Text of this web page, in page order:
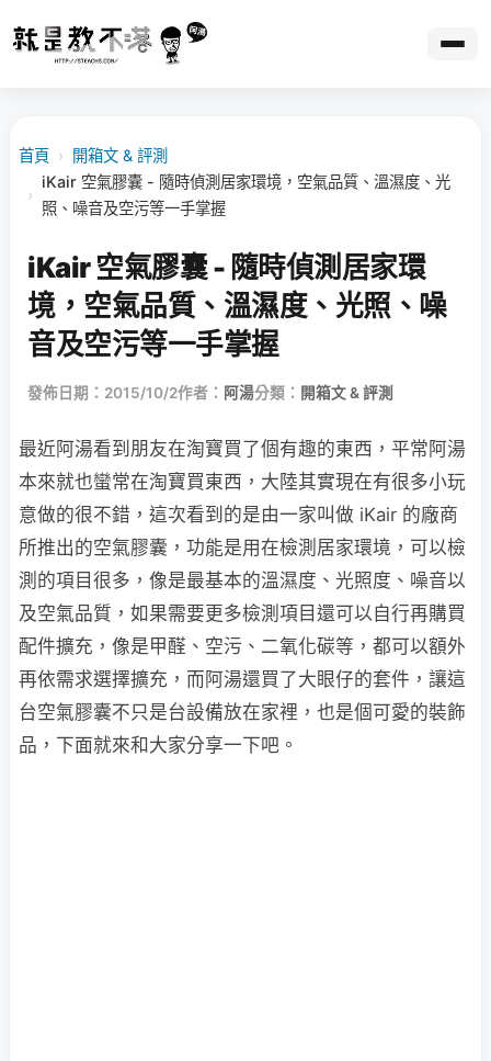
首頁 › 開箱文 & 評測
›
iKair 空氣膠囊 - 隨時偵測居家環境，空氣品質、溫濕度、光
照、噪音及空污等一手掌握
iKair 空氣膠囊 - 隨時偵測居家環
境，空氣品質、溫濕度、光照、噪
音及空污等一手掌握
發佈日期：2015/10/2作者： 阿湯分類： 開箱文 & 評測
最近阿湯看到朋友在淘寶買了個有趣的東西，平常阿湯
本來就也蠻常在淘寶買東西，大陸其實現在有很多小玩
意做的很不錯，這次看到的是由一家叫做 iKair 的廠商
所推出的空氣膠囊，功能是用在檢測居家環境，可以檢
測的項目很多，像是最基本的溫濕度、光照度、噪音以
及空氣品質，如果需要更多檢測項目還可以自行再購買
配件擴充，像是甲醛、空污、二氧化碳等，都可以額外
再依需求選擇擴充，而阿湯還買了大眼仔的套件，讓這
台空氣膠囊不只是台設備放在家裡，也是個可愛的裝飾
品，下面就來和大家分享一下吧。